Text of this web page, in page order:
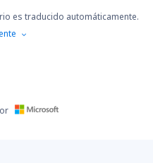
es traducido automáticamente.